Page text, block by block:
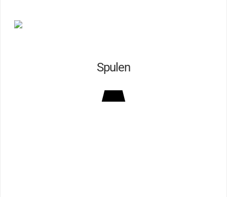
Spulen